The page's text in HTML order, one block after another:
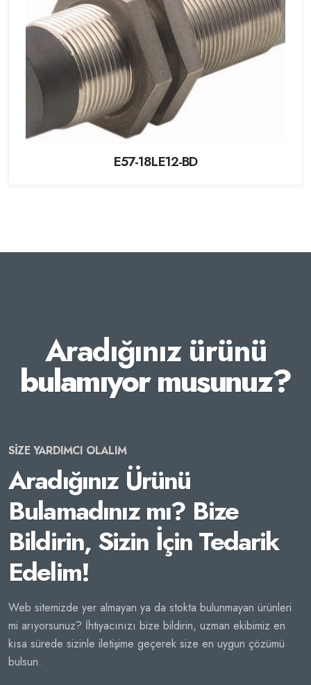
E57-18LE12-BD
Aradığınız ürünü
bulamıyor musunuz?
SİZE YARDIMCI OLALIM
Aradığınız Ürünü
Bulamadınız mı? Bize
Bildirin, Sizin İçin Tedarik
Edelim!
Web sitemizde yer almayan ya da stokta bulunmayan ürünleri
mi arıyorsunuz? İhtiyacınızı bize bildirin, uzman ekibimiz en
kısa sürede sizinle iletişime geçerek size en uygun çözümü
bulsun.